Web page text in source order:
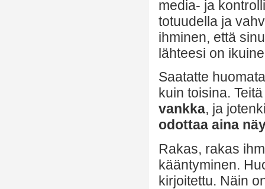
media- ja
totuudella ja
ihminen, että
lähteesi on
Saatatte
kuin toisina.
vankka, ja
odottaa aina
Rakas, rakas
kääntyminen.
kirjoitettu. Näin